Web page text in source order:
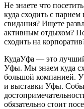
Не знаете что
куда сходить с
свидания? Ищете
активным отдыхом?
сходить на
КудаУфа — это
Уфы. Мы знаем куда
большой компанией. У
и выставки Уфы.
обязательно стоит